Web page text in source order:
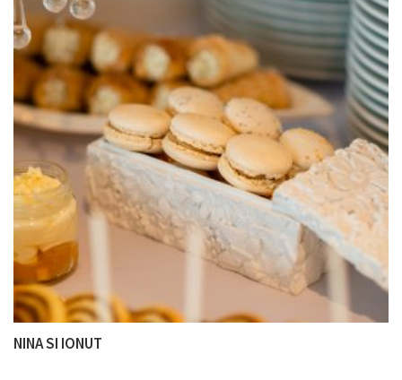
NINA SI IONUT